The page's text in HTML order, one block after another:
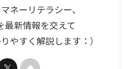
ネーリテラシー、
最新情報を交えて
やすく解説します：）